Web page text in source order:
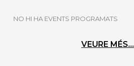
NO HI HA EVENTS PROGRAMATS
VEURE MÉS...